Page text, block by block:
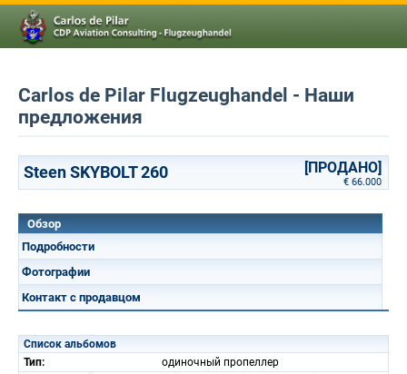
Carlos de Pilar Flugzeughandel - Наши
предложения
Steen SKYBOLT 260 [ПРОДАНО]
€ 66.000
Обзор
Подробности
Фотографии
Контакт с продавцом
Список альбомов
Тип:
одиночный пропеллер